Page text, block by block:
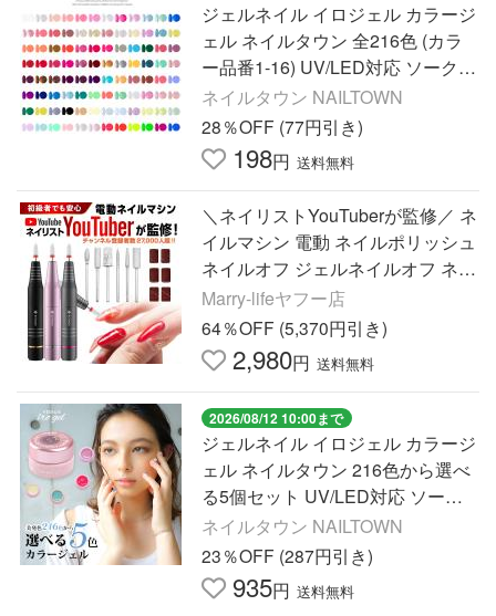
ジェルネイル イロジェル カラージ
ェル ネイルタウン 全216色 (カラ
ー品番1-16) UV/LED対応 ソークオ
フタイプ 高発色 ムラになりにくい
約3g
ネイルタウン NAILTOWN
28％OFF (77円引き)
198円 送料無料
＼ネイリストYouTuberが監修／ ネ
イルマシン 電動 ネイルポリッシュ
ネイルオフ ジェルネイルオフ ネイ
ルマシーン リムーバー USBコード
初心者 おすすめ
Marry-lifeヤフー店
64％OFF (5,370円引き)
2,980円 送料無料
2026/08/12 10:00まで
ジェルネイル イロジェル カラージ
ェル ネイルタウン 216色から選べ
る5個セット UV/LED対応 ソーク
オフタイプ 高発色 ムラになりにく
い 約3g
ネイルタウン NAILTOWN
23％OFF (287円引き)
935円 送料無料